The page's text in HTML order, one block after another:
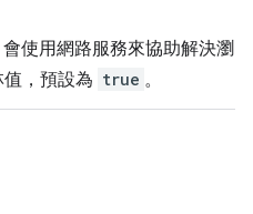
使用網路服務來協助解決瀏
，預設為 true 。